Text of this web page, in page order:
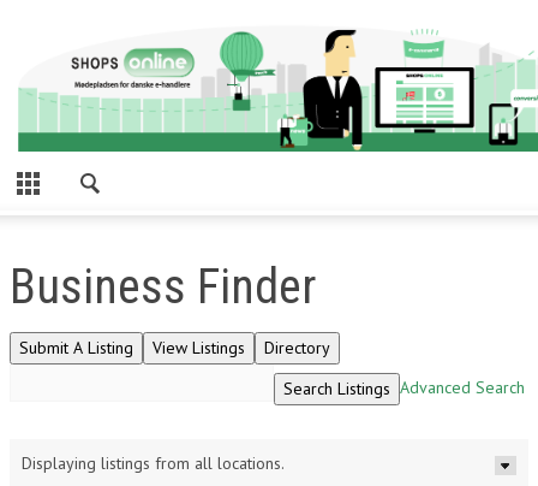
Business Finder
Advanced Search
Displaying listings from all locations.